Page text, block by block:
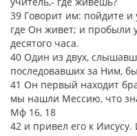
39 Говорит им: пойдите
где Он живет; и пробыли
десятого часа.
40 Один из двух,
последовавших за Ним,
41 Он первый находит
мы нашли Мессию, что
Мф 16, 18
42 и привел его к Иисусу.